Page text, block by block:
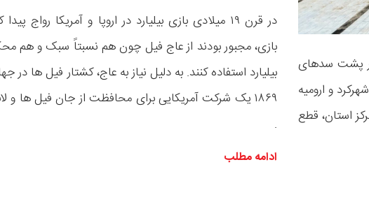
در قرن ۱۹ میلادی بازی بیلیارد در اروپا و آمریکا رواج
بازی، مجبور بودند از عاج فیل چون هم نسبتاً سبک و هم
بیلیارد استفاده کنند. به دلیل نیاز به عاج، کشتار فیل ها
۱۸۶۹ یک شرکت آمریکایی برای محافظت از جان فیل ها و
.
ادامه مطلب
پشت سدهای
و ارومیه
استان، قطع